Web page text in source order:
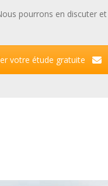
pourrons en discuter
votre étude gratuite